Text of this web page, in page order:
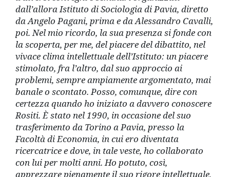
dall’allora Istituto di Sociologia di Pavia, diretto
da Angelo Pagani, prima e da Alessandro Cavalli,
poi. Nel mio ricordo, la sua presenza si fonde con
la scoperta, per me, del piacere del dibattito, nel
vivace clima intellettuale dell’Istituto: un piacere
stimolato, fra l’altro, dal suo approccio ai
problemi, sempre ampiamente argomentato, mai
banale o scontato. Posso, comunque, dire con
certezza quando ho iniziato a davvero conoscere
Rositi. È stato nel 1990, in occasione del suo
trasferimento da Torino a Pavia, presso la
Facoltà di Economia, in cui ero diventata
ricercatrice e dove, in tale veste, ho collaborato
con lui per molti anni. Ho potuto, così,
apprezzare pienamente il suo rigore intellettuale,